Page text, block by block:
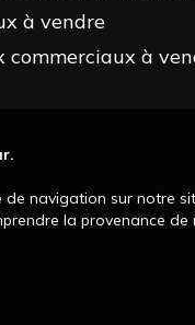
à vendre
commerciaux à
navigation sur notre
la provenance de